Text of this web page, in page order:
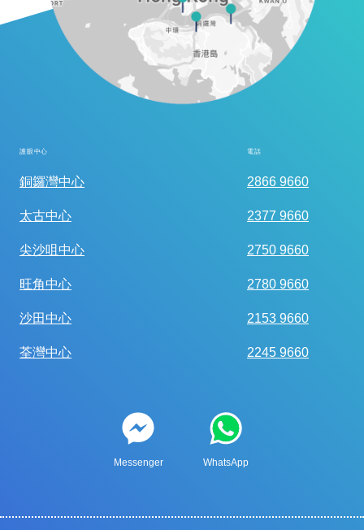
護眼中心 電話
銅鑼灣中心 2866 9660
太古中心 2377 9660
尖沙咀中心 2750 9660
旺角中心 2780 9660
沙田中心 2153 9660
荃灣中心 2245 9660
Messenger WhatsApp